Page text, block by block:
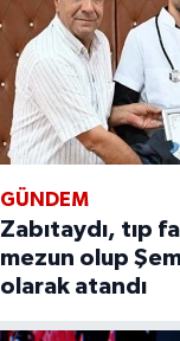
GÜNDEM
Zabıtaydı, tıp
mezun olup
olarak atandı